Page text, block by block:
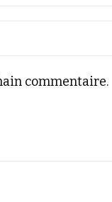
commentaire.